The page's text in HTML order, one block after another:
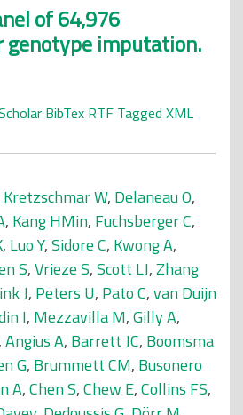
of 64,976
genotype imputation.
BibTex RTF Tagged XML
Kretzschmar W, Delaneau O,
, Kang HMin, Fuchsberger C,
, Luo Y,Sidore C, Kwong A,
S,Vrieze S,Scott LJ,Zhang
J, Peters U, Pato C,van Duijn
I, Mezzavilla M,Gilly A,
,Angius A, Barrett JC, Boomsma
G, Brummett CM, Busonero
A,Chen S,Chew E,Collins FS,